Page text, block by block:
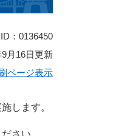
：0136450
月16日更新
ページ表示
します。
さい。